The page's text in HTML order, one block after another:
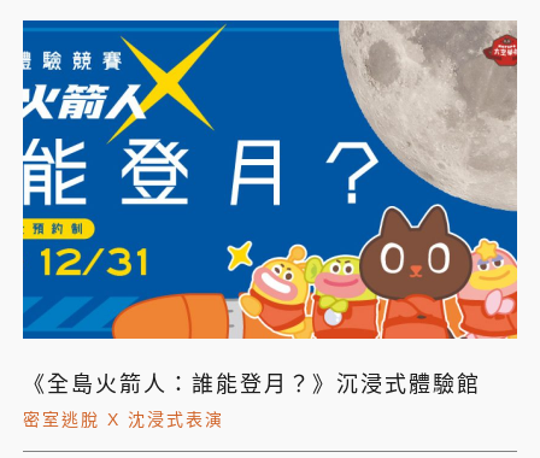
《全島火箭人：誰能登月？》沉浸式體驗館
密室逃脫 X 沈浸式表演